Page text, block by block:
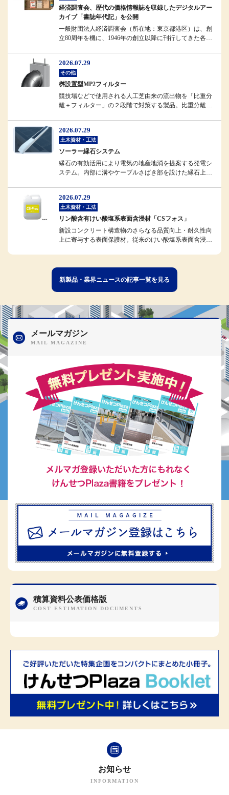
経済調査会、歴代の価格情報誌を収録したデジタルアー
カイブ「書誌年代記」を公開
一般財団法人経済調査会（所在地：東京都港区）は、創
立80周年を機に、1946年の創立以降に刊行してきた各種
2026.07.29
その他
桝設置型MP2フィルター
競技場などで使用される人工芝由来の流出物を「比重分
離＋フィルター」の２段階で対策する製品。比重分離に
2026.07.29
土木資材・工法
ソーラー縁石システム
縁石の有効活用により電気の地産地消を提案する発電シ
ステム。内部に溝やケーブルさばき部を設けた縁石上部
2026.07.29
土木資材・工法
リン酸含有けい酸塩系表面含浸材「CSフォス」
新設コンクリート構造物のさらなる品質向上・耐久性向
上に寄与する表面保護材。従来のけい酸塩系表面含浸材
新製品・業界ニュースの記事一覧を見る
メールマガジン
積算資料公表価格版
お知らせ